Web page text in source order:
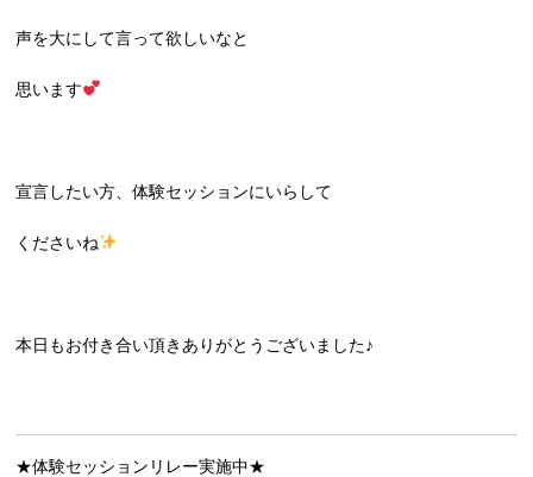
声を大にして言って欲しいなと
思います
宣言したい方、体験セッションにいらして
くださいね
本日もお付き合い頂きありがとうございました♪
★体験セッションリレー実施中★